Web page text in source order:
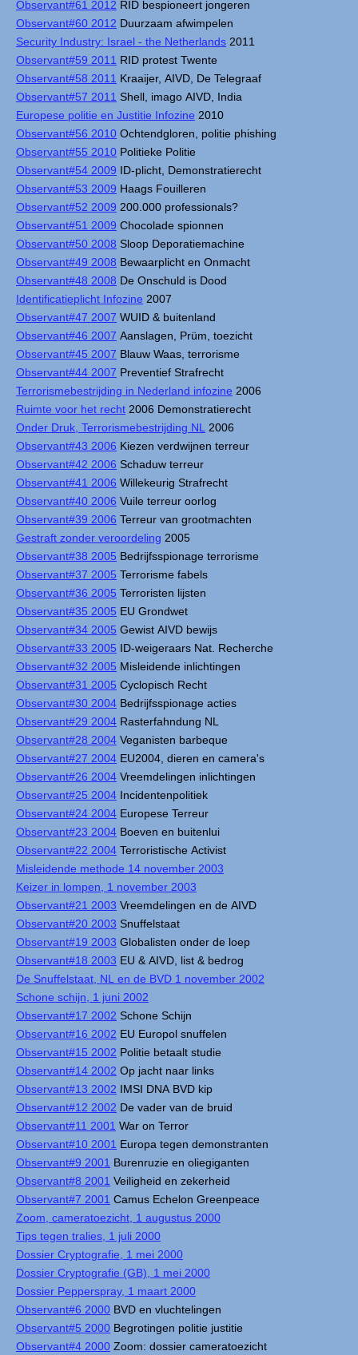
Observant#61 2012 RID bespioneert jongeren
Observant#60 2012 Duurzaam afwimpelen
Security Industry: Israel - the Netherlands 2011
Observant#59 2011 RID protest Twente
Observant#58 2011 Kraaijer, AIVD, De Telegraaf
Observant#57 2011 Shell, imago AIVD, India
Europese politie en Justitie Infozine 2010
Observant#56 2010 Ochtendgloren, politie phishing
Observant#55 2010 Politieke Politie
Observant#54 2009 ID-plicht, Demonstratierecht
Observant#53 2009 Haags Fouilleren
Observant#52 2009 200.000 professionals?
Observant#51 2009 Chocolade spionnen
Observant#50 2008 Sloop Deporatiemachine
Observant#49 2008 Bewaarplicht en Onmacht
Observant#48 2008 De Onschuld is Dood
Identificatieplicht Infozine 2007
Observant#47 2007 WUID & buitenland
Observant#46 2007 Aanslagen, Prüm, toezicht
Observant#45 2007 Blauw Waas, terrorisme
Observant#44 2007 Preventief Strafrecht
Terrorismebestrijding in Nederland infozine 2006
Ruimte voor het recht 2006 Demonstratierecht
Onder Druk, Terrorismebestrijding NL
2006
Observant#43 2006 Kiezen verdwijnen terreur
Observant#42 2006 Schaduw terreur
Observant#41 2006 Willekeurig Strafrecht
Observant#40 2006 Vuile terreur oorlog
Observant#39 2006 Terreur van grootmachten
Gestraft zonder veroordeling 2005
Observant#38 2005 Bedrijfsspionage terrorisme
Observant#37 2005 Terrorisme fabels
Observant#36 2005 Terroristen lijsten
Observant#35 2005 EU Grondwet
Observant#34 2005 Gewist AIVD bewijs
Observant#33 2005 ID-weigeraars Nat. Recherche
Observant#32 2005 Misleidende inlichtingen
Observant#31 2005 Cyclopisch Recht
Observant#30 2004 Bedrijfsspionage acties
Observant#29 2004 Rasterfahndung NL
Observant#28 2004 Veganisten barbeque
Observant#27 2004 EU2004, dieren en camera's
Observant#26 2004 Vreemdelingen inlichtingen
Observant#25 2004 Incidentenpolitiek
Observant#24 2004 Europese Terreur
Observant#23 2004 Boeven en buitenlui
Observant#22 2004 Terroristische Activist
Misleidende methode 14 november 2003
Keizer in lompen, 1 november 2003
Observant#21 2003 Vreemdelingen en de AIVD
Observant#20 2003 Snuffelstaat
Observant#19 2003 Globalisten onder de loep
Observant#18 2003 EU & AIVD, list & bedrog
De Snuffelstaat, NL en de BVD 1 november 2002
Schone schijn, 1 juni 2002
Observant#17 2002 Schone Schijn
Observant#16 2002 EU Europol snuffelen
Observant#15 2002 Politie betaalt studie
Observant#14 2002 Op jacht naar links
Observant#13 2002 IMSI DNA BVD kip
Observant#12 2002 De vader van de bruid
Observant#11 2001 War on Terror
Observant#10 2001 Europa tegen demonstranten
Observant#9 2001 Burenruzie en oliegiganten
Observant#8 2001 Veiligheid en zekerheid
Observant#7 2001 Camus Echelon Greenpeace
Zoom, cameratoezicht, 1 augustus 2000
Tips tegen tralies, 1 juli 2000
Dossier Cryptografie, 1 mei 2000
Dossier Cryptografie (GB), 1 mei 2000
Dossier Pepperspray, 1 maart 2000
Observant#6 2000 BVD en vluchtelingen
Observant#5 2000 Begrotingen politie justitie
Observant#4 2000 Zoom: dossier cameratoezicht